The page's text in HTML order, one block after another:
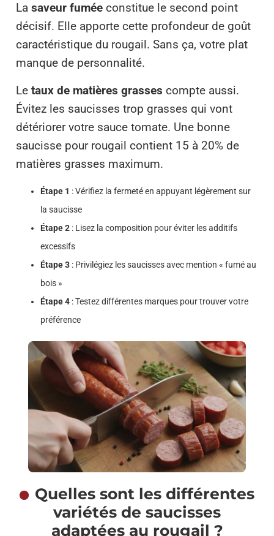
La saveur fumée constitue le second point
décisif. Elle apporte cette profondeur de goût
caractéristique du rougail. Sans ça, votre plat
manque de personnalité.
Le taux de matières grasses compte aussi.
Évitez les saucisses trop grasses qui vont
détériorer votre sauce tomate. Une bonne
saucisse pour rougail contient 15 à 20% de
matières grasses maximum.
Étape 1 : Vérifiez la fermeté en appuyant légèrement sur
la saucisse
Étape 2 : Lisez la composition pour éviter les additifs
excessifs
Étape 3 : Privilégiez les saucisses avec mention « fumé au
bois »
Étape 4 : Testez différentes marques pour trouver votre
préférence
Quelles sont les différentes
variétés de saucisses
adaptées au rougail ?